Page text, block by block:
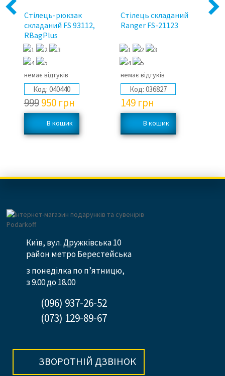
Previous
Стілець-рюкзак
складаний FS 93112,
RBagPlus
немає відгуків
Код: 040440
999950 грн
Стілець складаний
Ranger FS-21123
немає відгуків
Код: 036827
149 грн
Next
Київ, вул. Дружківська 10
район метро Берестейська
з понеділка по п’ятницю,
з 9.00 до 18.00
(096) 937-26-52
(073) 129-89-67
ЗВОРОТНІЙ ДЗВІНОК